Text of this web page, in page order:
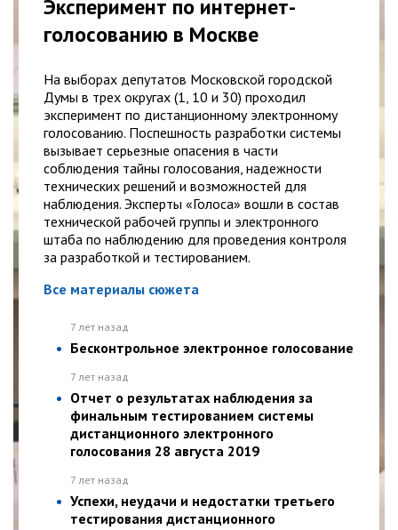
Эксперимент по интернет-
голосованию в Москве
На выборах депутатов Московской городской
Думы в трех округах (1, 10 и 30) проходил
эксперимент по дистанционному электронному
голосованию. Поспешность разработки системы
вызывает серьезные опасения в части
соблюдения тайны голосования, надежности
технических решений и возможностей для
наблюдения. Эксперты «Голоса» вошли в состав
технической рабочей группы и электронного
штаба по наблюдению для проведения контроля
за разработкой и тестированием.
Все материалы сюжета
7 лет назад
Бесконтрольное электронное голосование
7 лет назад
Отчет о результатах наблюдения за
финальным тестированием системы
дистанционного электронного
голосования 28 августа 2019
7 лет назад
Успехи, неудачи и недостатки третьего
тестирования дистанционного